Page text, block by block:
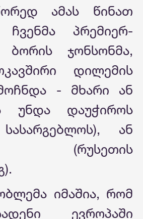
ამას წინათ
ჩვენმა პრემიერ-
ბორის ჯონსონმა,
დილემის
- მხარი ან
უნდა დაუჭიროს
ან
(რუსეთის
იმაშია, რომ
ევროპაში